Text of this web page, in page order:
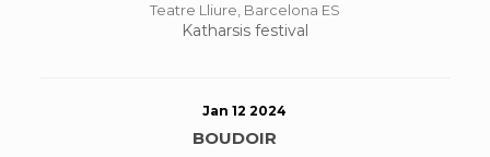
Teatre Lliure, Barcelona ES
Katharsis festival
Jan 12 2024
BOUDOIR